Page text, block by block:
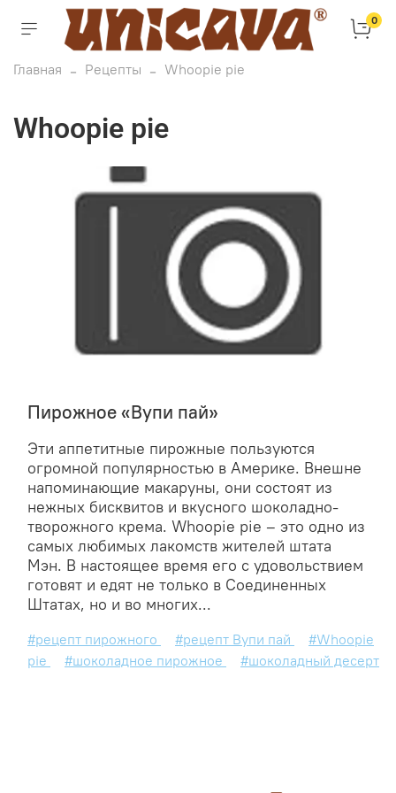
0
Главная Рецепты Whoopie pie
Whoopie pie
Пирожное «Вупи пай»
Эти аппетитные пирожные пользуются
огромной популярностью в Америке. Внешне
напоминающие макаруны, они состоят из
нежных бисквитов и вкусного шоколадно-
творожного крема. Whoopie pie – это одно из
самых любимых лакомств жителей штата
Мэн. В настоящее время его с удовольствием
готовят и едят не только в Соединенных
Штатах, но и во многих...
#рецепт пирожного #рецепт Вупи пай
#Whoopie
pie
#шоколадное пирожное #шоколадный десерт